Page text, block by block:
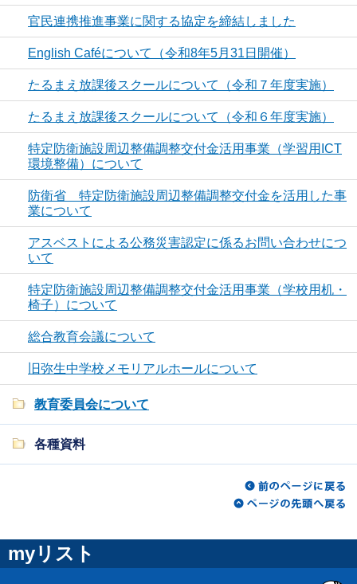
官民連携推進事業に関する協定を締結しました
English Caféについて（令和8年5月31日開催）
たるまえ放課後スクールについて（令和７年度実施）
たるまえ放課後スクールについて（令和６年度実施）
特定防衛施設周辺整備調整交付金活用事業（学習用ICT
環境整備）について
防衛省 特定防衛施設周辺整備調整交付金を活用した事
業について
アスベストによる公務災害認定に係るお問い合わせにつ
いて
特定防衛施設周辺整備調整交付金活用事業（学校用机・
椅子）について
総合教育会議について
旧弥生中学校メモリアルホールについて
教育委員会について
各種資料
myリスト